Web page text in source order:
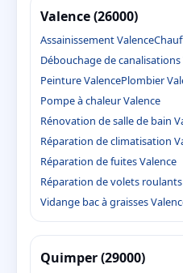
Valence (26000)
Assainissement Valence
Débouchage de canalisations
Peinture ValencePlombier
Pompe à chaleur Valence
Rénovation de salle de bain
Réparation de climatisation
Réparation de fuites Valence
Réparation de volets
Vidange bac à graisses
Quimper (29000)